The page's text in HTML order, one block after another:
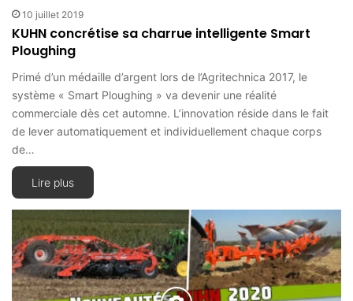
10 juillet 2019
KUHN concrétise sa charrue intelligente Smart
Ploughing
Primé d’un médaille d’argent lors de l’Agritechnica 2017, le
système « Smart Ploughing » va devenir une réalité
commerciale dès cet automne. L’innovation réside dans le fait
de lever automatiquement et individuellement chaque corps
de…
Lire plus